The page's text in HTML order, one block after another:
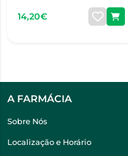
14,20€
A FARMÁCIA
Sobre Nós
Localização e Horário